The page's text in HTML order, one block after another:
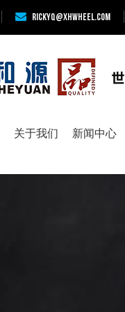
rickyq@xhwheel.com
关于我们 新闻中心